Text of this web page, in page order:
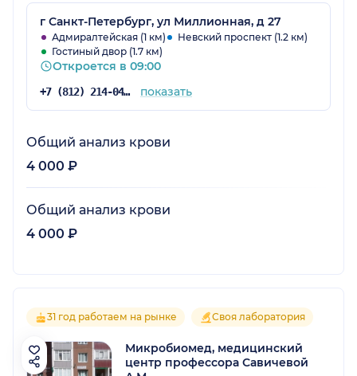
г Санкт-Петербург, ул Миллионная, д 27
Адмиралтейская (1 км)
Невский проспект (1.2 км)
Гостиный двор (1.7 км)
Откроется в 09:00
+7 (812) 214-04-38 показать
Общий анализ крови
4 000 ₽
Общий анализ крови
4 000 ₽
31 год работаем на рынке Своя лаборатория
Микробиомед, медицинский
центр профессора Савичевой